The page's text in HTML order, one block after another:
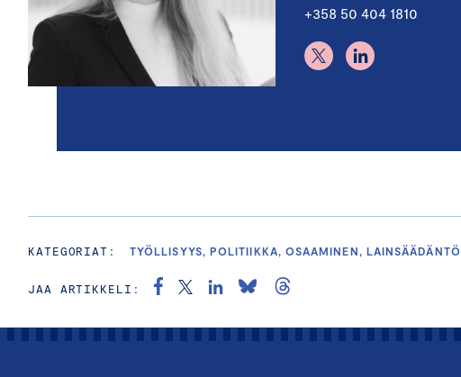
+358 50 404 1810
KATEGORIAT: TYÖLLISYYS, POLITIIKKA, OSAAMINEN, LAINSÄÄDÄNTÖ
JAA ARTIKKELI: